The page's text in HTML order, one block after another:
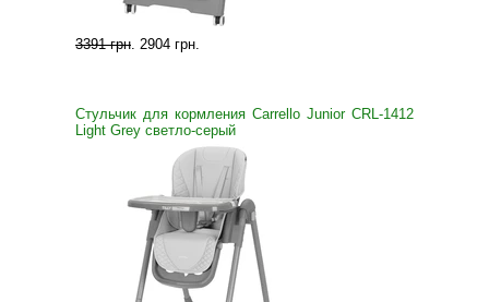
3391 грн. 2904 грн.
Стульчик для кормления Carrello Junior CRL-1412
Light Grey светло-серый